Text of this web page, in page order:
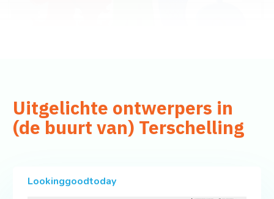
Uitgelichte ontwerpers in
(de buurt van) Terschelling
Lookinggoodtoday